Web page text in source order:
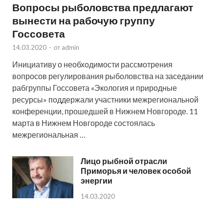
Вопросы рыболовства предлагают
вынести на рабочую группу
Госсовета
14.03.2020 - от admin
Инициативу о необходимости рассмотрения
вопросов регулирования рыболовства на заседании
рабгруппы Госсовета «Экология и природные
ресурсы» поддержали участники межрегиональной
конференции, прошедшей в Нижнем Новгороде. 11
марта в Нижнем Новгороде состоялась
межрегиональная …
Лицо рыбной отрасли
Приморья и человек особой
энергии
14.03.2020